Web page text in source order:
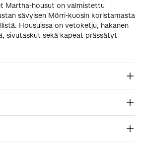
Martha-housut on valmistettu
sävyisen Mörri-kuosin koristamasta
Housuissa on vetoketju, hakanen
sivutaskut sekä kapeat prässätyt